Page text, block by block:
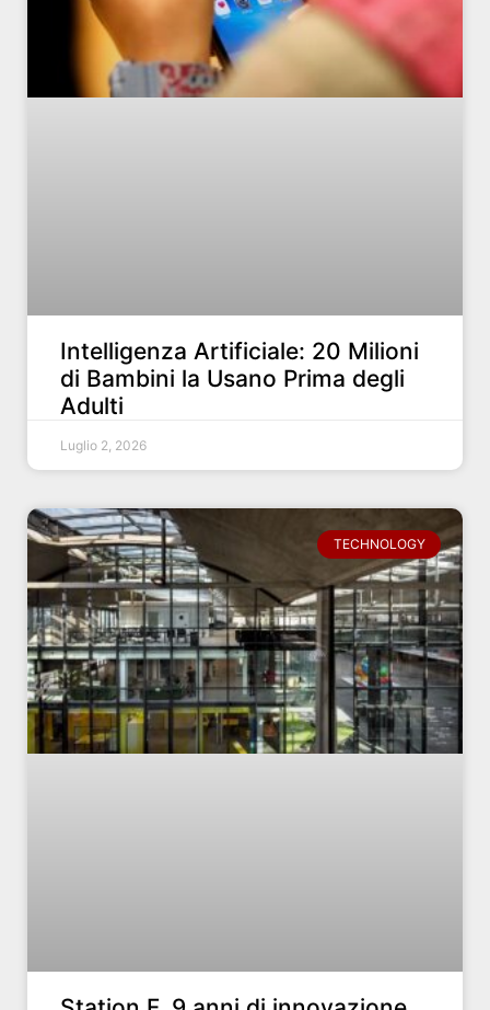
Intelligenza Artificiale: 20 Milioni
di Bambini la Usano Prima degli
Adulti
Luglio 2, 2026
TECHNOLOGY